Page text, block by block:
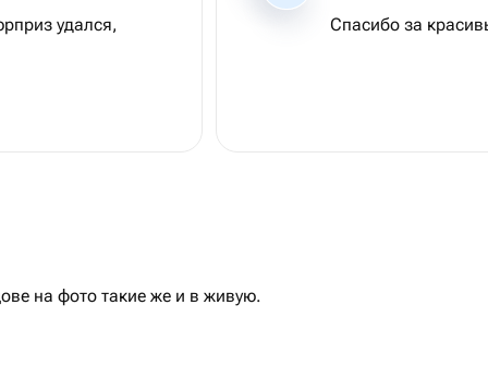
удался,
Спасибо за
на фото такие же и в живую.